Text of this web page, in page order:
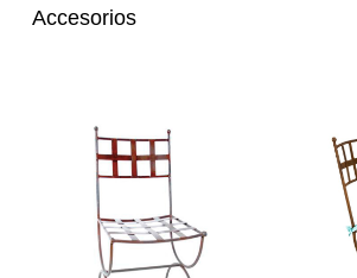
Accesorios